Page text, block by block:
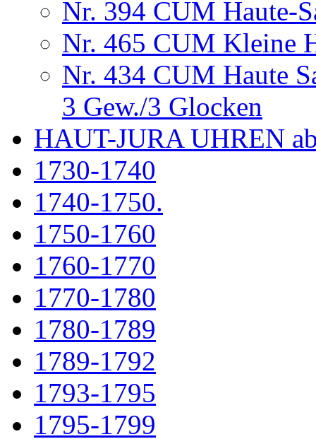
Nr. 394 CUM Haute-
Nr. 465 CUM Kleine
Nr. 434 CUM Haute
3 Gew./3 Glocken
HAUT-JURA UHREN
1730-1740
1740-1750.
1750-1760
1760-1770
1770-1780
1780-1789
1789-1792
1793-1795
1795-1799